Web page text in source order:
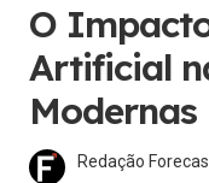
O
Artificial
Modernas
Redação